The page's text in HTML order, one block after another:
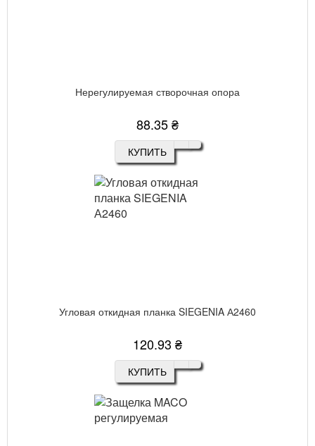
Нерегулируемая створочная опора
88.35 ₴
КУПИТЬ
Угловая откидная планка SIEGENIA А2460
120.93 ₴
КУПИТЬ